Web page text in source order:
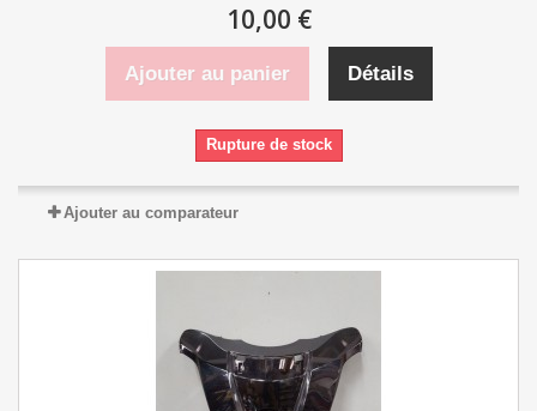
10,00 €
Ajouter au panier Détails
Rupture de stock
Ajouter au comparateur